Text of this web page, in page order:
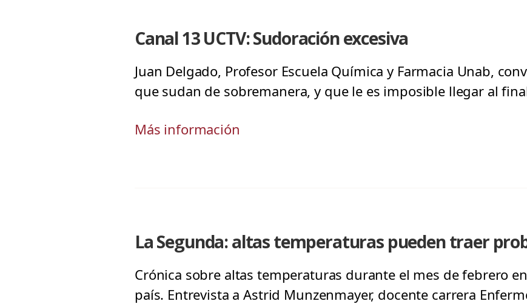
Canal 13 UCTV: Sudoración excesiva
Juan Delgado, Profesor Escuela Química y Farmacia Unab,
que sudan de sobremanera, y que le es imposible llegar al
Más información
La Segunda: altas temperaturas pueden traer
Crónica sobre altas temperaturas durante el mes de febrero
país. Entrevista a Astrid Munzenmayer, docente carrera